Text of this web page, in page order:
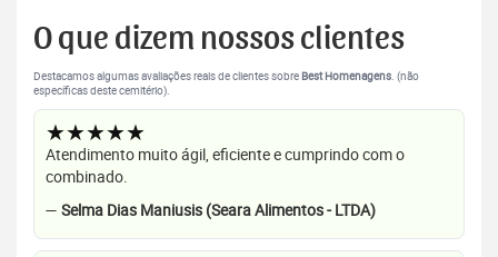
O que dizem nossos clientes
Destacamos algumas avaliações reais de clientes sobre Best Homenagens. (não
específicas deste cemitério).
★★★★★
Atendimento muito ágil, eficiente e cumprindo com o
combinado.
— Selma Dias Maniusis (Seara Alimentos - LTDA)